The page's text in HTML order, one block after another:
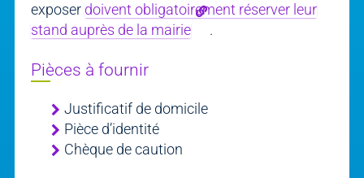
exposer doivent obligatoirement réserver leur
stand auprès de la mairie
.
Pièces à fournir
Justificatif de domicile
Pièce d’identité
Chèque de caution